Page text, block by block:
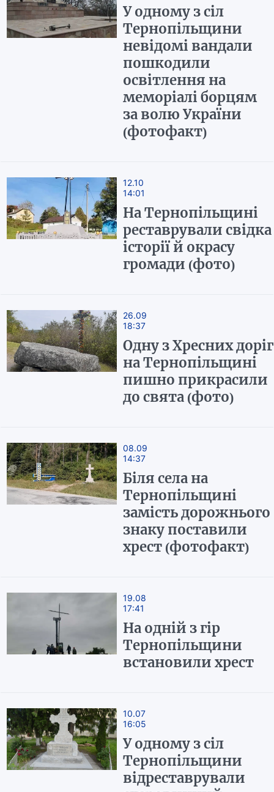
У одному з сіл
Тернопільщини
невідомі вандали
пошкодили
освітлення на
меморіалі борцям
за волю України
(фотофакт)
12.10
14:01
На Тернопільщині
реставрували свідка
історії й окрасу
громади (фото)
26.09
18:37
Одну з Хресних доріг
на Тернопільщині
пишно прикрасили
до свята (фото)
08.09
14:37
Біля села на
Тернопільщині
замість дорожнього
знаку поставили
хрест (фотофакт)
19.08
17:41
На одній з гір
Тернопільщини
встановили хрест
10.07
16:05
У одному з сіл
Тернопільщини
відреставрували